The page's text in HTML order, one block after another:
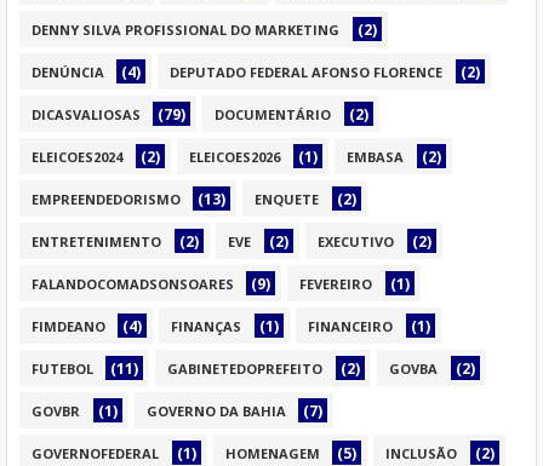
DENNY SILVA PROFISSIONAL DO MARKETING (2)
DENÚNCIA (4) DEPUTADO FEDERAL AFONSO FLORENCE (2)
DICASVALIOSAS (79) DOCUMENTÁRIO (2)
ELEICOES2024 (2) ELEICOES2026 (1) EMBASA (2)
EMPREENDEDORISMO (13) ENQUETE (2)
ENTRETENIMENTO (2) EVE (2) EXECUTIVO (2)
FALANDOCOMADSONSOARES (9) FEVEREIRO (1)
FIMDEANO (4) FINANÇAS (1) FINANCEIRO (1)
FUTEBOL (11) GABINETEDOPREFEITO (2) GOVBA (2)
GOVBR (1) GOVERNO DA BAHIA (7)
GOVERNOFEDERAL (1) HOMENAGEM (5) INCLUSÃO (2)